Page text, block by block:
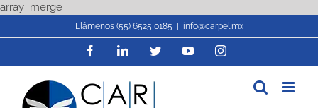
array_mergeSkip
content
Llámenos (55) 6525 0185 info@carpel.mx
FacebookLinkedInTwitterYouTubeInstagram